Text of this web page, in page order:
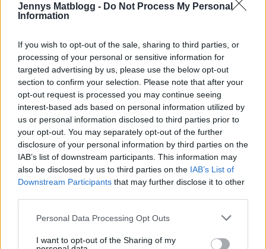
Jennys Matblogg - Do Not Process My Personal
Information
If you wish to opt-out of the sale, sharing to third parties, or
processing of your personal or sensitive information for
targeted advertising by us, please use the below opt-out
section to confirm your selection. Please note that after your
opt-out request is processed you may continue seeing
interest-based ads based on personal information utilized by
us or personal information disclosed to third parties prior to
your opt-out. You may separately opt-out of the further
disclosure of your personal information by third parties on the
IAB’s list of downstream participants. This information may
also be disclosed by us to third parties on the IAB’s List of
Downstream Participants that may further disclose it to other
Personal Data Processing Opt Outs
I want to opt-out of the Sharing of my
lägger upp kan man få alla på mail allihopa som en
0 Svara
Jenny Warsen
Reply tof 11 år sedan
Nej man kan skriva ut dem genom att klicka på rubriken
på varje recept , och sedan trycka på skrivaren under
rubriken.
Lycka till 🙂
0 Svara